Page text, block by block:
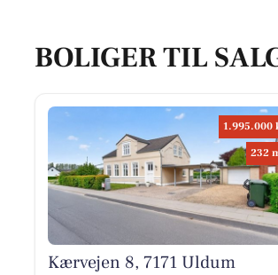
BOLIGER TIL
1.995.000
232
Kærvejen 8, 7171 Uldum